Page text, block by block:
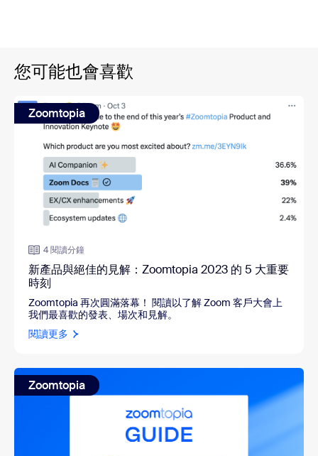
您可能也會喜歡
Zoomtopia
4 閱讀分鐘
新產品與絕佳的見解：Zoomtopia 2023 的 5 大重要
時刻
Zoomtopia 再次圓滿落幕！ 閱讀以了解 Zoom 客戶大會上
我們最喜歡的發表、場次和見解。
閱讀更多
Zoomtopia